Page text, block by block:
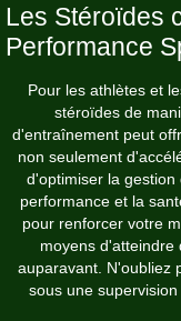
Les Stéroïdes
Performance
Pour les athlètes et
stéroïdes de
d'entraînement peut
non seulement
d'optimiser la
performance et la
pour renforcer votre
moyens d'atteindre
auparavant. N'oubliez
sous une